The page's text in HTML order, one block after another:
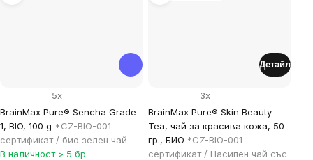
BrainMax Pure® Sencha Grade
1, BIO, 100 g *CZ-BIO-001
сертификат / био зелен чай
5x
В наличност > 5 бр.
BrainMax Pure® Skin Beauty
Tea, чай за красива кожа, 50
гр., БИО *CZ-BIO-001
сертификат / Насипен чай със
3x
Детайл